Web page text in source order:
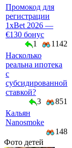
Промокод для
регистрации
1xBet 2026 —
€130 бонус
1
1142
Насколько
реальна ипотека
с
субсидированной
ставкой?
3
851
Кальян
Nanosmoke
148
Фото детей